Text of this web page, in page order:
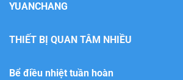
YUANCHANG
THIẾT BỊ QUAN TÂM NHIỀU
Bể điều nhiệt tuần hoàn